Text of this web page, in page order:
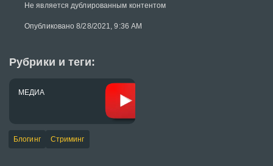
Не является дублированным контентом
Опубликовано 8/28/2021, 9:36 AM
Рубрики и теги:
МЕДИА
Блогинг Стриминг